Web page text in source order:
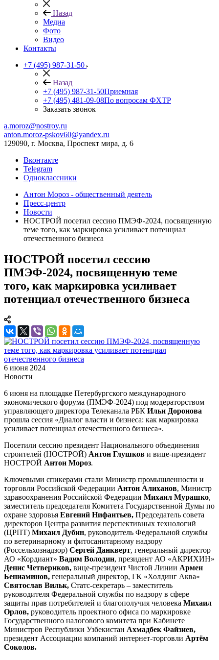
Назад
Медиа
Фото
Видео
Контакты
+7 (495) 987-31-50
Назад
+7 (495) 987-31-50Приемная
+7 (495) 481-09-08По вопросам ФХТР
Заказать звонок
a.moroz@nostroy.ru
anton.moroz-pskov60@yandex.ru
129090, г. Москва, Проспект мира, д. 6
Вконтакте
Telegram
Одноклассники
Антон Мороз - общественный деятель
Пресс-центр
Новости
НОСТРОЙ посетил сессию ПМЭФ-2024, посвященную
теме того, как маркировка усиливает потенциал
отечественного бизнеса
НОСТРОЙ посетил сессию
ПМЭФ-2024, посвященную теме
того, как маркировка усиливает
потенциал отечественного бизнеса
6 июня 2024
Новости
6 июня на площадке Петербургского международного
экономического форума (ПМЭФ-2024) под модераторством
управляющего директора Телеканала РБК Ильи Доронова
прошла сессия «Диалог власти и бизнеса: как маркировка
усиливает потенциал отечественного бизнеса».
Посетили сессию президент Национального объединения
строителей (НОСТРОЙ) Антон Глушков и вице-президент
НОСТРОЙ Антон Мороз.
Ключевыми спикерами стали Министр промышленности и
торговли Российской Федерации Антон Алиханов, Министр
здравоохранения Российской Федерации Михаил Мурашко,
заместитель председателя Комитета Государственной Думы по
охране здоровья Евгений Нифантьев, Председатель совета
директоров Центра развития перспективных технологий
(ЦРПТ) Михаил Дубин, руководитель Федеральной службы
по ветеринарному и фитосанитарному надзору
(Россельхознадзор) Сергей Данкверт, генеральный директор
АО «Кордиант» Вадим Володин, президент АО «АКРИХИН»
Денис Четвериков, вице-президент Чистой Линии Армен
Бениаминов, генеральный директор, ГК «Холдинг Аква»
Святослав Вильк, Статс-секретарь – заместитель
руководителя Федеральной службы по надзору в сфере
защиты прав потребителей и благополучия человека Михаил
Орлов, руководитель проектного офиса по маркировке
Государственного налогового комитета при Кабинете
Министров Республики Узбекистан Ахмадбек Файзиев,
президент Ассоциации компаний интернет-торговли Артём
Соколов.